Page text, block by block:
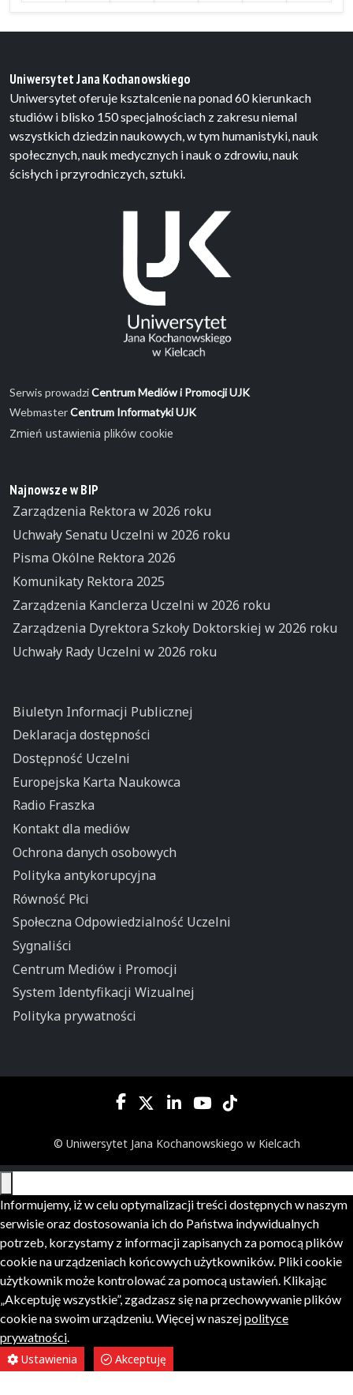
Uniwersytet Jana Kochanowskiego
Uniwersytet oferuje ksztalcenie na ponad 60 kierunkach
studiów i blisko 150 specjalnościach z zakresu niemal
wszystkich dziedzin naukowych, w tym humanistyki, nauk
społecznych, nauk medycznych i nauk o zdrowiu, nauk
ścisłych i przyrodniczych, sztuki.
Serwis prowadziCentrum Mediów i Promocji UJK
WebmasterCentrum Informatyki UJK
Zmień ustawienia plików cookie
Najnowsze w BIP
Zarządzenia Rektora w 2026 roku
Uchwały Senatu Uczelni w 2026 roku
Pisma Okólne Rektora 2026
Komunikaty Rektora 2025
Zarządzenia Kanclerza Uczelni w 2026 roku
Zarządzenia Dyrektora Szkoły Doktorskiej w 2026 roku
Uchwały Rady Uczelni w 2026 roku
Biuletyn Informacji Publicznej
Deklaracja dostępności
Dostępność Uczelni
Europejska Karta Naukowca
Radio Fraszka
Kontakt dla mediów
Ochrona danych osobowych
Polityka antykorupcyjna
Równość Płci
Społeczna Odpowiedzialność Uczelni
Sygnaliści
Centrum Mediów i Promocji
System Identyfikacji Wizualnej
Polityka prywatności
© Uniwersytet Jana Kochanowskiego w Kielcach
Informujemy, iż w celu optymalizacji treści dostępnych w naszym
serwisie oraz dostosowania ich do Państwa indywidualnych
potrzeb, korzystamy z informacji zapisanych za pomocą plików
cookie na urządzeniach końcowych użytkowników. Pliki cookie
użytkownik może kontrolować za pomocą ustawień. Klikając
„Akceptuję wszystkie”, zgadzasz się na przechowywanie plików
cookie na swoim urządzeniu. Więcej w naszejpolityce
prywatności.
Ustawienia
Akceptuję